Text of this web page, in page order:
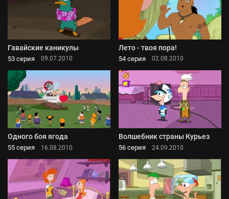
Гавайские каникулы
53 серия 09.07.2010
Лето - твоя пора!
54 серия 02.08.2010
Одного боя ягода
55 серия 16.08.2010
Волшебник страны Курьез
56 серия 24.09.2010